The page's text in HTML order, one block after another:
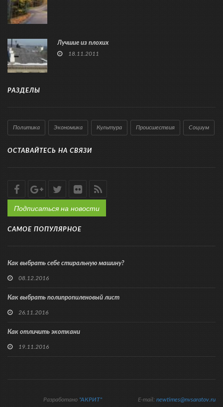
Лучшие из плохих
18.11.2011
РАЗДЕЛЫ
Политика Экономика Культура Происшествия Социум
ОСТАВАЙТЕСЬ НА СВЯЗИ
Подписаться на новости
САМОЕ ПОПУЛЯРНОЕ
Как выбрать себе стиральную машину?
08.12.2016
Как выбрать полипропиленовый лист
26.11.2016
Как отличить экоткани
19.11.2016
E-mail: newtimes@nvsaratov.ru
Разработано "АКРИТ"